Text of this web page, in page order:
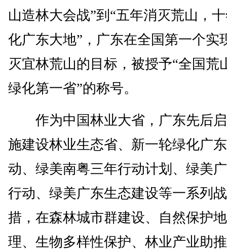
山造林大会战”到“五年消灭荒山，
化广东大地”，广东在全国第一个实
灭宜林荒山的目标，被授予“全国荒
绿化第一省”的称号。
作为中国林业大省，广东先后
施建设林业生态省、新一轮绿化广
动、绿美南粤三年行动计划、绿美
行动、绿美广东生态建设等一系列
措，在森林城市群建设、自然保护
理、生物多样性保护、林业产业助